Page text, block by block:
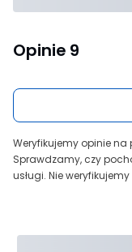
Opinie 9
Weryfikujemy opinie na
Sprawdzamy, czy
usługi. Nie